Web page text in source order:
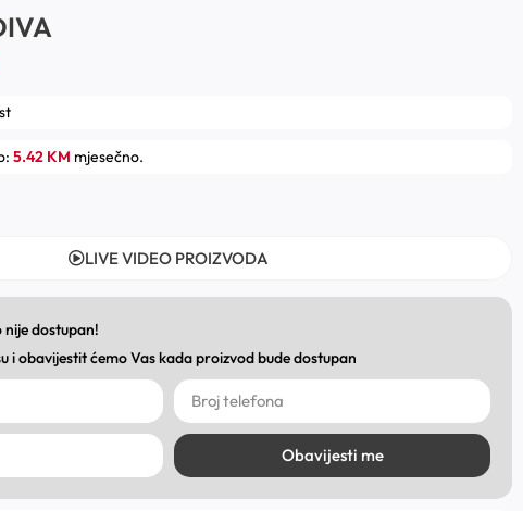
5.42 KM mjesečno.
LIVE VIDEO PROIZVODA
dostupan!
i obavijestit ćemo Vas kada proizvod bude dostupan
Obavijesti me